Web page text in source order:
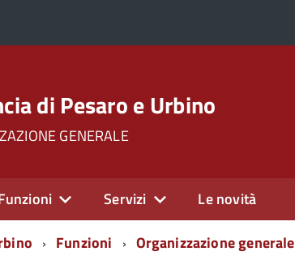
di Pesaro e Urbino
GENERALE
Servizi Le novità
Funzioni Organizzazione generale